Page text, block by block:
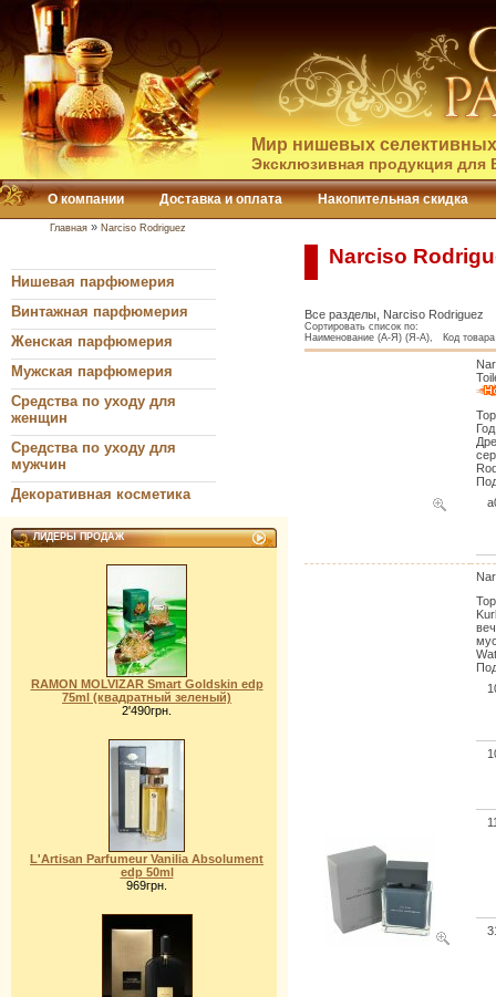
Мир нишевых
Эксклюзивная продукция для
О компании Доставка и оплата Накопительная скидка
Главная » Narciso Rodriguez
Нишевая парфюмерия
Винтажная парфюмерия
Женская парфюмерия
Мужская парфюмерия
Средства по уходу для
женщин
Средства по уходу для
мужчин
Декоративная косметика
ЛИДЕРЫ ПРОДАЖ
RAMON MOLVIZAR Smart Goldskin edp
75ml (квадратный зеленый)
2'490грн.
L'Artisan Parfumeur Vanilia Absolument
edp 50ml
969грн.
Narciso
Все разделы, Narciso Rodriguez
Сортировать список по:
Наименование (А-Я) (Я-А), Код